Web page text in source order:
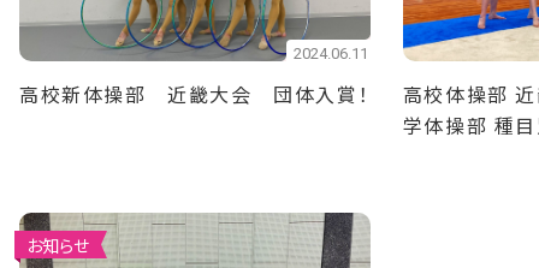
2024.06.11
高校新体操部 近畿大会 団体入賞！
高校体操部 近畿大会出場決定！ 中
学体操部 種目
お知らせ